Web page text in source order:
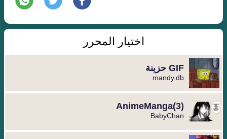
اختيار المحرر
GIF حزينة
mandy.db
BabyChan